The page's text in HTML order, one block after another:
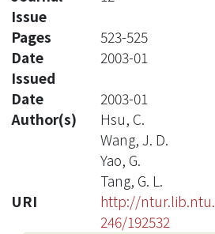
Issue
Pages
523-525
Date
Issued
2003-01
Date
2003-01
Author(s)
Hsu, C.
Wang, J. D.
Yao, G.
Tang, G. L.
URI
http://
246/192532